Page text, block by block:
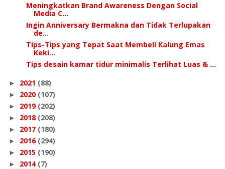
Meningkatkan Brand Awareness Dengan Social
Media C...
Ingin Anniversary Bermakna dan Tidak Terlupakan
de...
Tips-Tips yang Tepat Saat Membeli Kalung Emas
Keki...
Tips desain kamar tidur minimalis Terlihat Luas & ...
► 2021 (88)
► 2020 (107)
► 2019 (202)
► 2018 (208)
► 2017 (180)
► 2016 (294)
► 2015 (190)
► 2014 (7)